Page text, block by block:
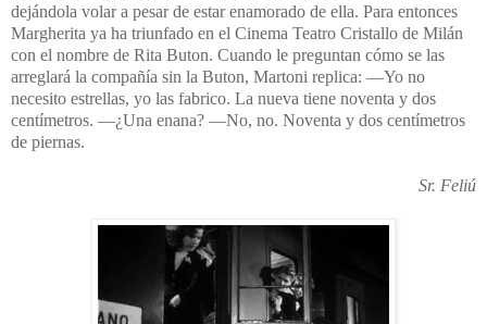
dejándola volar a pesar de estar enamorado de ella. Para entonces
Margherita ya ha triunfado en el Cinema Teatro Cristallo de Milán
con el nombre de Rita Buton. Cuando le preguntan cómo se las
arreglará la compañía sin la Buton, Martoni replica: —Yo no
necesito estrellas, yo las fabrico. La nueva tiene noventa y dos
centímetros. —¿Una enana? —No, no. Noventa y dos centímetros
de piernas.
Sr. Feliú